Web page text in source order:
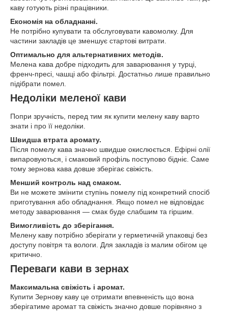
каву готують різні працівники.
Економія на обладнанні.
Не потрібно купувати та обслуговувати кавомолку. Для
частини закладів це зменшує стартові витрати.
Оптимально для альтернативних методів.
Мелена кава добре підходить для заварювання у турці,
френч-пресі, чашці або фільтрі. Достатньо лише правильно
підібрати помел.
Недоліки меленої кави
Попри зручність, перед тим як купити мелену каву варто
знати і про її недоліки.
Швидша втрата аромату.
Після помелу кава значно швидше окислюється. Ефірні олії
випаровуються, і смаковий профіль поступово бідніє. Саме
тому зернова кава довше зберігає свіжість.
Менший контроль над смаком.
Ви не можете змінити ступінь помелу під конкретний спосіб
приготування або обладнання. Якщо помел не відповідає
методу заварювання — смак буде слабшим та гіршим.
Вимогливість до зберігання.
Мелену каву потрібно зберігати у герметичній упаковці без
доступу повітря та вологи. Для закладів із малим обігом це
критично.
Переваги кави в зернах
Максимальна свіжість і аромат.
Купити Зернову каву це отримати впевненість що вона
зберігатиме аромат та свіжість значно довше порівняно з